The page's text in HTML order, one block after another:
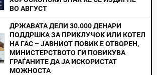
ВО АВГУСТ
ДРЖАВАТА ДЕЛИ 30.000 ДЕНАРИ
ПОДДРШКА ЗА ПРИКЛУЧОК ИЛИ КОТЕЛ
НА ГАС – ЈАВНИОТ ПОВИК Е ОТВОРЕН,
МИНИСТЕРСТВОТО ГИ ПОВИКУВА
ГРАЃАНИТЕ ДА ЈА ИСКОРИСТАТ
МОЖНОСТА